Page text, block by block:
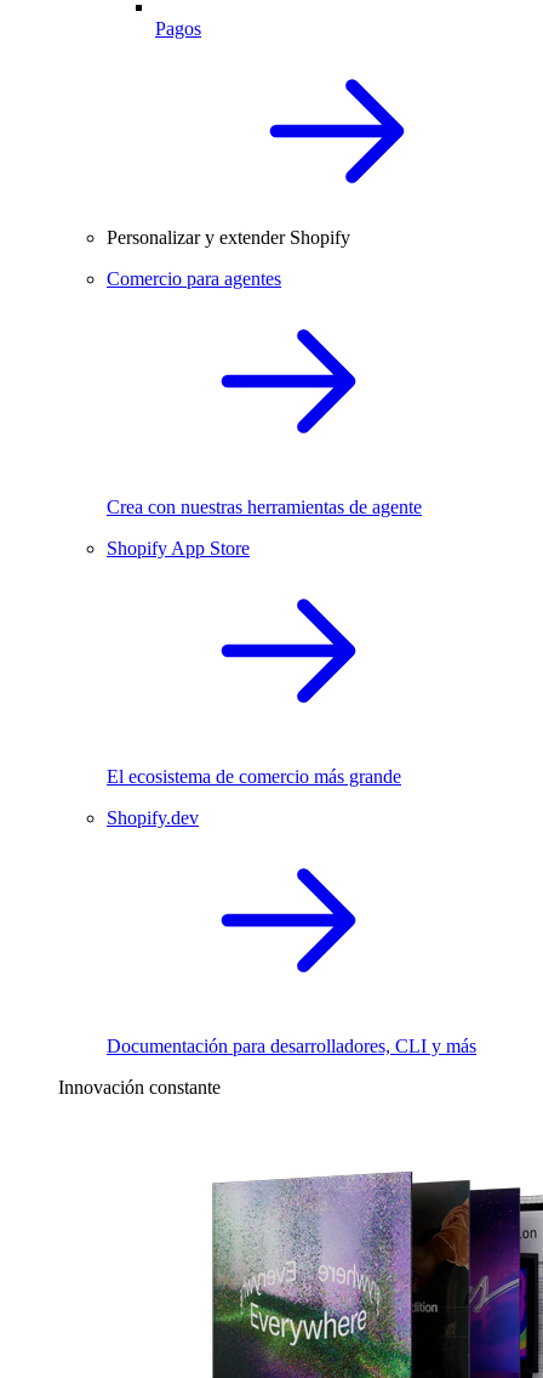
Pagos
Personalizar y extender Shopify
Comercio para agentes
Crea con nuestras herramientas de agente
Shopify App Store
El ecosistema de comercio más grande
Shopify.dev
Documentación para desarrolladores, CLI y más
Innovación constante